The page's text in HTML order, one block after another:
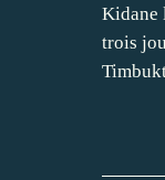
Kidane
trois